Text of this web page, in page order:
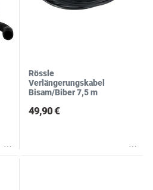
Rössle
Verlängerungskabel
Bisam/Biber 7,5 m
49,90 €